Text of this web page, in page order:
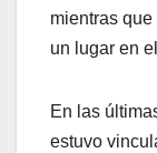
mientras
un lugar en
En las
estuvo